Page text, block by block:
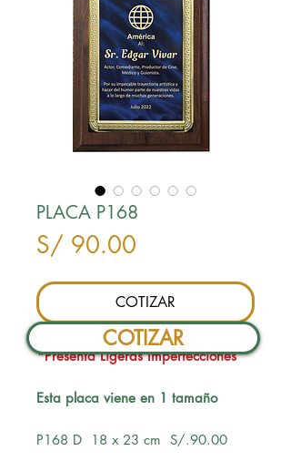
PLACA P168
S/ 90.00
COTIZAR
*Presenta Ligeras Imperfecciones
Esta placa viene en 1 tamaño
P168 D 18 x 23 cm S/.90.00
COTIZAR